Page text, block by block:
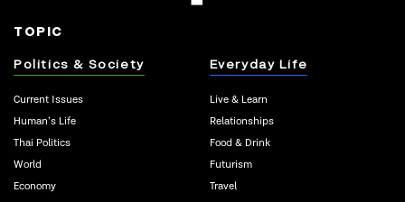
TOPIC
Politics & Society
Current Issues
Human’s Life
Thai Politics
World
Economy
Everyday Life
Live & Learn
Relationships
Food & Drink
Futurism
Travel